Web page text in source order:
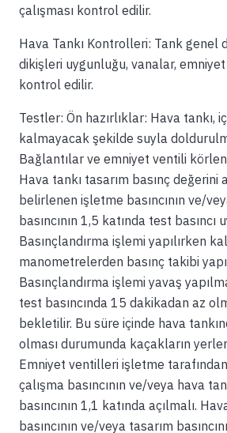
çalışması kontrol edilir.
Hava Tankı Kontrolleri: Tank genel
dikişleri uygunluğu, vanalar,
kontrol edilir.
Testler: Ön hazırlıklar: Hava tankı,
kalmayacak şekilde suyla
Bağlantılar ve emniyet ventili
Hava tankı tasarım basınç değerini
belirlenen işletme basıncının ve/
basıncının 1,5 katında test basıncı
Basınçlandırma işlemi yapılırken
manometrelerden basınç takibi
Basınçlandırma işlemi yavaş
test basıncında 15 dakikadan az
bekletilir. Bu süre içinde hava
olması durumunda kaçakların
Emniyet ventilleri işletme
çalışma basıncının ve/veya hava
basıncının 1,1 katında açılmalı.
basıncının ve/veya tasarım